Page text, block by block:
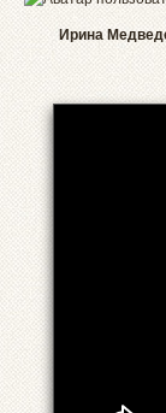
Ирина